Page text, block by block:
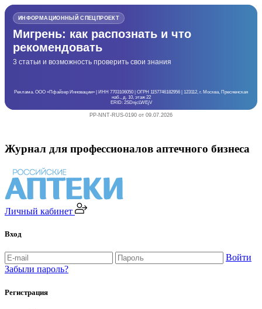
ИНФОРМАЦИОННЫЙ СПЕЦПРОЕКТ
Мигрень: как распознать и что
рекомендовать
3 статьи и возможность проверить свои знания
Реклама. ООО «Пфайзер Инновации» | ИНН 7703106050 | ОГРН 1157746182956 | 123112, г. Москва, Пресненская
наб., д. 10, этаж 22
ERID: 2SDnjcLWEjV
PP-NNT-RUS-0190 от 09.07.2026
Журнал для профессионалов аптечного бизнеса
Личный кабинет
Вход
Войти
Забыли пароль?
Регистрация